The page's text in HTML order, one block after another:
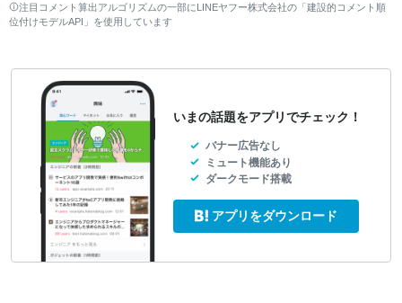
注目コメント算出アルゴリズムの一部にLINEヤフー株式会社の「建設的コメント順
位付けモデルAPI」を使用しています
いまの話題をアプリでチェック！
バナー広告なし
ミュート機能あり
ダークモード搭載
アプリをダウンロード